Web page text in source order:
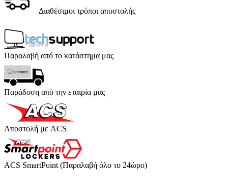
Διαθέσιμοι τρόποι αποστολής
Παραλαβή από το κατάστημα μας
Παράδοση από την εταιρία μας
Αποστολή με ACS
ACS SmartPoint (Παραλαβή όλο το 24ώρο)